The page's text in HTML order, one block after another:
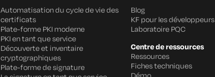
Automatisation du cycle de vie des
certificats
Plate-forme PKI moderne
PKI en tant que service
Découverte et inventaire
cryptographiques
Plate-forme de signature
Blog
KF pour les développeurs
Laboratoire PQC
Centre de ressources
Ressources
Fiches techniques
Démo